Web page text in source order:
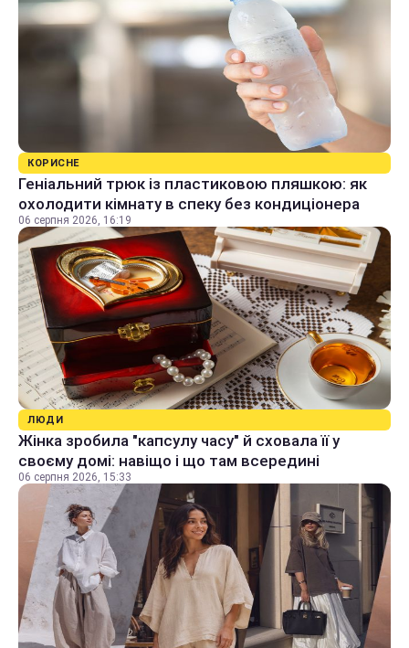
КОРИСНЕ
Геніальний трюк із пластиковою пляшкою: як
охолодити кімнату в спеку без кондиціонера
06 серпня 2026, 16:19
ЛЮДИ
Жінка зробила "капсулу часу" й сховала її у
своєму домі: навіщо і що там всередині
06 серпня 2026, 15:33